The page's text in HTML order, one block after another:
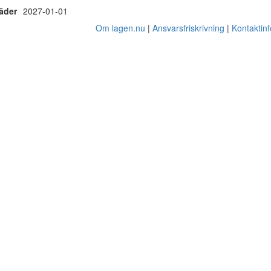
2027-01-01
Om lagen.nu
Ansvarsfriskrivning